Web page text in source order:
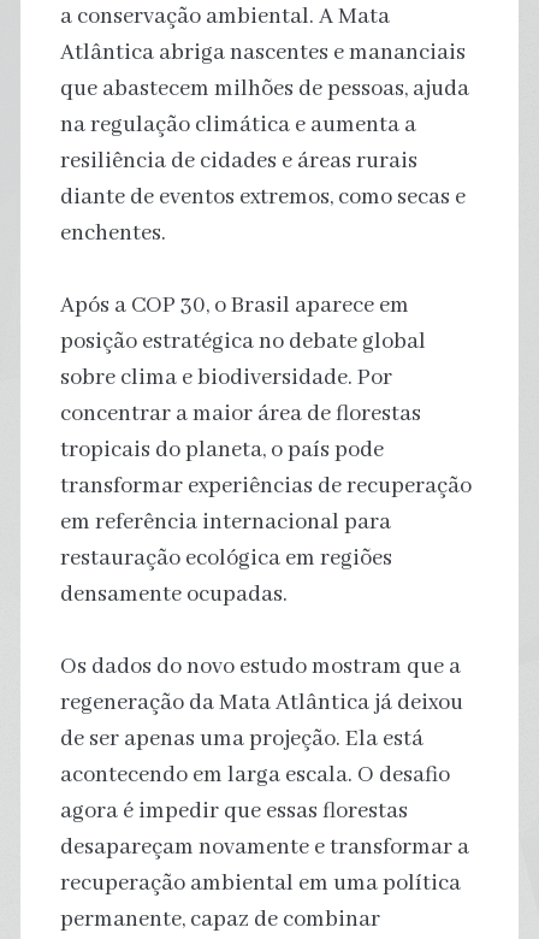
a conservação ambiental. A Mata
Atlântica abriga nascentes e mananciais
que abastecem milhões de pessoas, ajuda
na regulação climática e aumenta a
resiliência de cidades e áreas rurais
diante de eventos extremos, como secas e
enchentes.
Após a COP 30, o Brasil aparece em
posição estratégica no debate global
sobre clima e biodiversidade. Por
concentrar a maior área de florestas
tropicais do planeta, o país pode
transformar experiências de recuperação
em referência internacional para
restauração ecológica em regiões
densamente ocupadas.
Os dados do novo estudo mostram que a
regeneração da Mata Atlântica já deixou
de ser apenas uma projeção. Ela está
acontecendo em larga escala. O desafio
agora é impedir que essas florestas
desapareçam novamente e transformar a
recuperação ambiental em uma política
permanente, capaz de combinar